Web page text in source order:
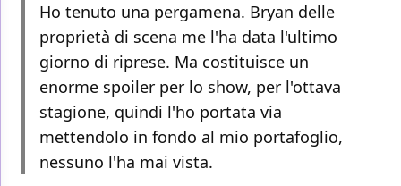
Ho tenuto una pergamena. Bryan delle
proprietà di scena me l'ha data l'ultimo
giorno di riprese. Ma costituisce un
enorme spoiler per lo show, per l'ottava
stagione, quindi l'ho portata via
mettendolo in fondo al mio portafoglio,
nessuno l'ha mai vista.